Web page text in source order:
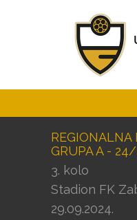
REGIONALNA
GRUPA A -
3. kolo
Stadion FK
29.09.2024.